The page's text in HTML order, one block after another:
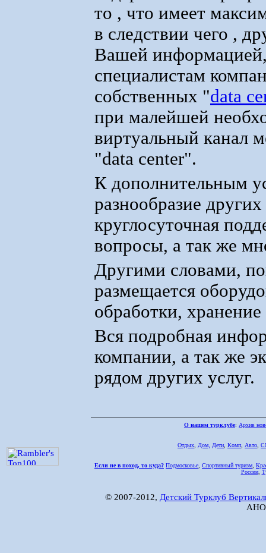
то , что имеет
в следствии чего ,
Вашей
специалистам
собственных "data
при малейшей
виртуальный канал
"data center".
К дополнительным
разнообразие
круглосуточная
вопросы, а так же
Другими словами,
размещается
обработки,
Вся подробная
компании, а так же
рядом других услуг.
О нашем турклубе: Архив
Отдых Дом, Дети Комп Авто
Если не в поход, то куда? Подмосковье Спортивный туризм
России,
© 2007-2012, Детский Турклуб
АНО